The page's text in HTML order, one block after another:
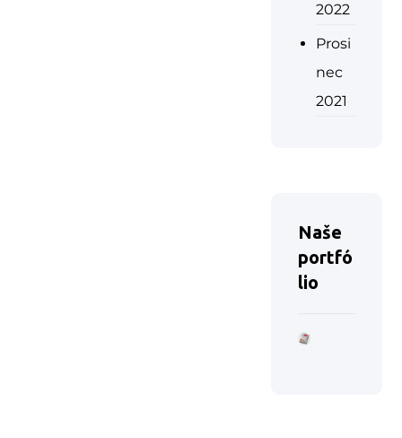
2022
Prosi
nec
2021
Naše
portfó
lio